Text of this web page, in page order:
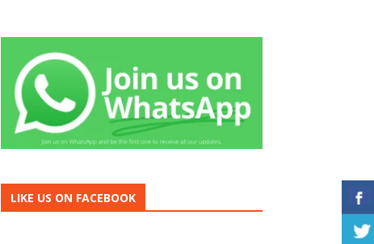
LIKE US ON FACEBOOK